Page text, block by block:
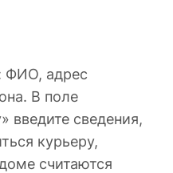
ФИО, адрес
В поле
введите сведения,
курьеру,
считаются